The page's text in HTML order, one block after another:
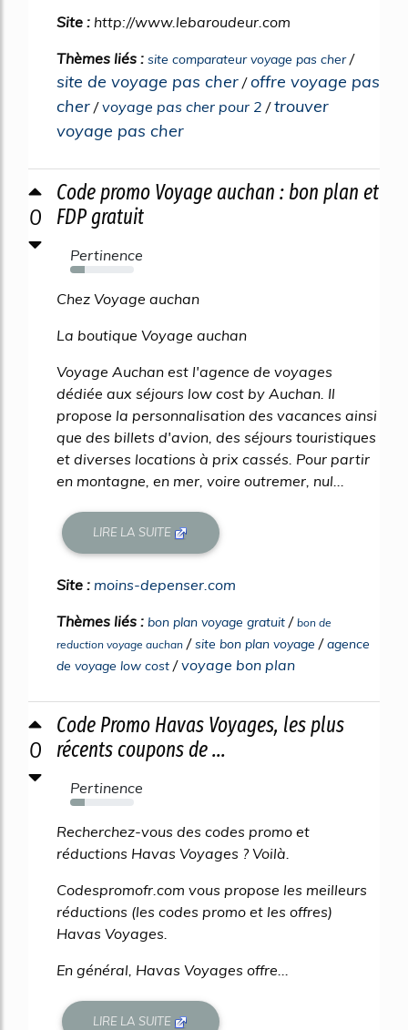
Site : http://www.lebaroudeur.com
Thèmes liés : site comparateur voyage pas cher/
site de voyage pas cher /offre voyage pas
cher /voyage pas cher pour 2 /trouver
voyage pas cher
0
Code promo Voyage auchan : bon plan et
FDP gratuit
Pertinence
23%
Chez Voyage auchan
La boutique Voyage auchan
Voyage Auchan est l'agence de voyages
dédiée aux séjours low cost by Auchan. Il
propose la personnalisation des vacances ainsi
que des billets d'avion, des séjours touristiques
et diverses locations à prix cassés. Pour partir
en montagne, en mer, voire outremer, nul...
LIRE LA SUITE
Site : moins-depenser.com
Thèmes liés : bon plan voyage gratuit / bon de
reduction voyage auchan /site bon plan voyage /agence
de voyage low cost /voyage bon plan
0
Code Promo Havas Voyages, les plus
récents coupons de ...
Pertinence
23%
Recherchez-vous des codes promo et
réductions Havas Voyages ? Voilà.
Codespromofr.com vous propose les meilleurs
réductions (les codes promo et les offres)
Havas Voyages.
En général, Havas Voyages offre...
LIRE LA SUITE